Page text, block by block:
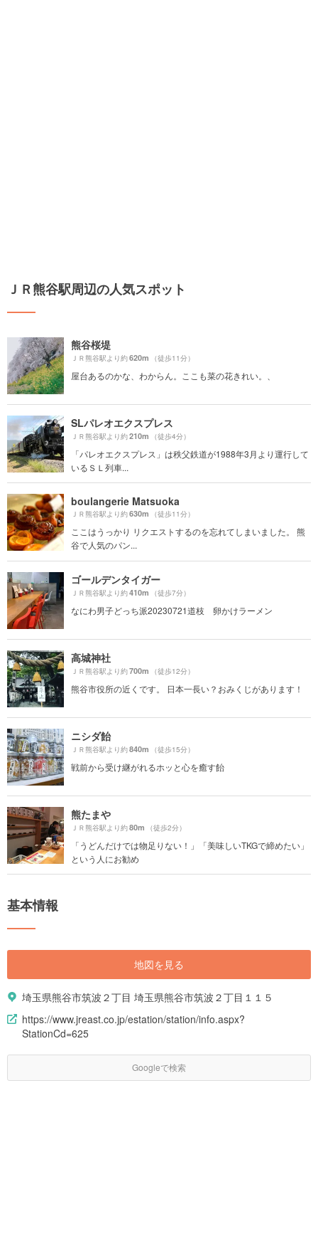
ＪＲ熊谷駅周辺の人気スポット
熊谷桜堤
ＪＲ熊谷駅より約620m （徒歩11分）
屋台あるのかな、わからん。ここも菜の花きれい。、
SLパレオエクスプレス
ＪＲ熊谷駅より約210m （徒歩4分）
「パレオエクスプレス」は秩父鉄道が1988年3月より運行して
いるＳＬ列車...
boulangerie Matsuoka
ＪＲ熊谷駅より約630m （徒歩11分）
ここはうっかり リクエストするのを忘れてしまいました。 熊
谷で人気のパン...
ゴールデンタイガー
ＪＲ熊谷駅より約410m （徒歩7分）
なにわ男子どっち派20230721道枝 卵かけラーメン
高城神社
ＪＲ熊谷駅より約700m （徒歩12分）
熊谷市役所の近くです。 日本一長い？おみくじがあります！
ニシダ飴
ＪＲ熊谷駅より約840m （徒歩15分）
戦前から受け継がれるホッと心を癒す飴
熊たまや
ＪＲ熊谷駅より約80m （徒歩2分）
「うどんだけでは物足りない！」「美味しいTKGで締めたい」
という人にお勧め
基本情報
地図を見る
埼玉県熊谷市筑波２丁目 埼玉県熊谷市筑波２丁目１１５
https://www.jreast.co.jp/estation/station/info.aspx?
StationCd=625
Googleで検索